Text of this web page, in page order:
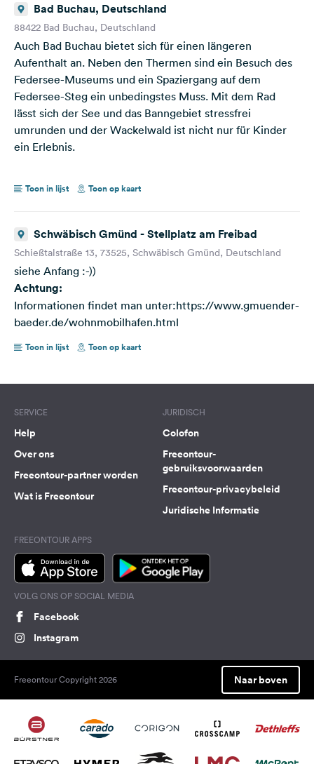
Bad Buchau, Deutschland
88422 Bad Buchau, Deutschland
Auch Bad Buchau bietet sich für einen längeren
Aufenthalt an. Neben den Thermen sind ein Besuch des
Federsee-Museums und ein Spaziergang auf dem
Federsee-Steg ein unbedingstes Muss. Mit dem Rad
lässt sich der See und das Banngebiet stressfrei
umrunden und der Wackelwald ist nicht nur für Kinder
ein Erlebnis.
Toon in lijst Toon op kaart
Schwäbisch Gmünd - Stellplatz am Freibad
Schießtalstraße 13, 73525, Schwäbisch Gmünd, Deutschland
siehe Anfang :-))
Achtung:
Informationen findet man unter:https://www.gmuender-
baeder.de/wohnmobilhafen.html
Toon in lijst Toon op kaart
SERVICE
Help
Over ons
Freeontour-partner worden
Wat is Freeontour
JURIDISCH
Colofon
Freeontour-
gebruiksvoorwaarden
Freeontour-privacybeleid
Juridische Informatie
FREEONTOUR APPS
VOLG ONS OP SOCIAL MEDIA
Facebook
Instagram
Freeontour Copyright 2026 Naar boven